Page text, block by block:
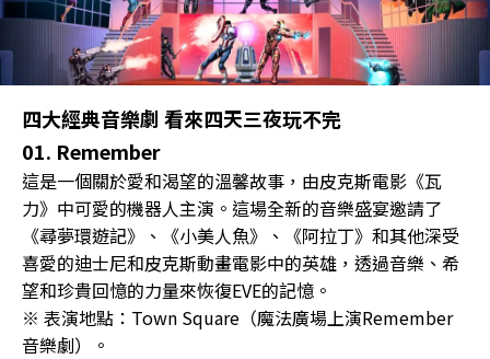
四大經典音樂劇 看來四天三夜玩不完
01. Remember
這是一個關於愛和渴望的溫馨故事，由皮克斯電影《瓦
力》中可愛的機器人主演。這場全新的音樂盛宴邀請了
《尋夢環遊記》、《小美人魚》、《阿拉丁》和其他深受
喜愛的迪士尼和皮克斯動畫電影中的英雄，透過音樂、希
望和珍貴回憶的力量來恢復EVE的記憶。
※ 表演地點：Town Square（魔法廣場上演Remember
音樂劇）。